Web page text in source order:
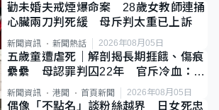
勸未婚夫戒煙爆命案 28歲女教師連捅
心臟兩刀判死緩 母斥判太重已上訴
新聞資訊 新聞熱話 2026年08月05日
五歲童遭虐死｜解剖揭長期捱餓、傷痕
纍纍 母認罪判囚22年 官斥冷血：同
類案最惡劣
新聞資訊 港聞 首頁新聞 2026年08月05日
偶像「不點名」談粉絲越界 日女死忠